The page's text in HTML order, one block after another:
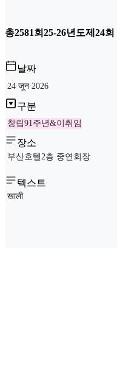
총2581회25-26년도제24회
날짜
24 जून 2026
구분
창립91주년&이취임
장소
부산호텔2층 중연회장
텍스트
खाली